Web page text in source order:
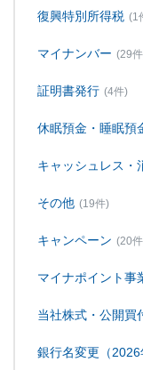
復興特別所得税 (1
マイナンバー (29
証明書発行 (4件)
休眠預金・睡眠預
キャッシュレス・
その他 (19件)
キャンペーン (20
マイナポイント事
当社株式・公開買
銀行名変更（2026